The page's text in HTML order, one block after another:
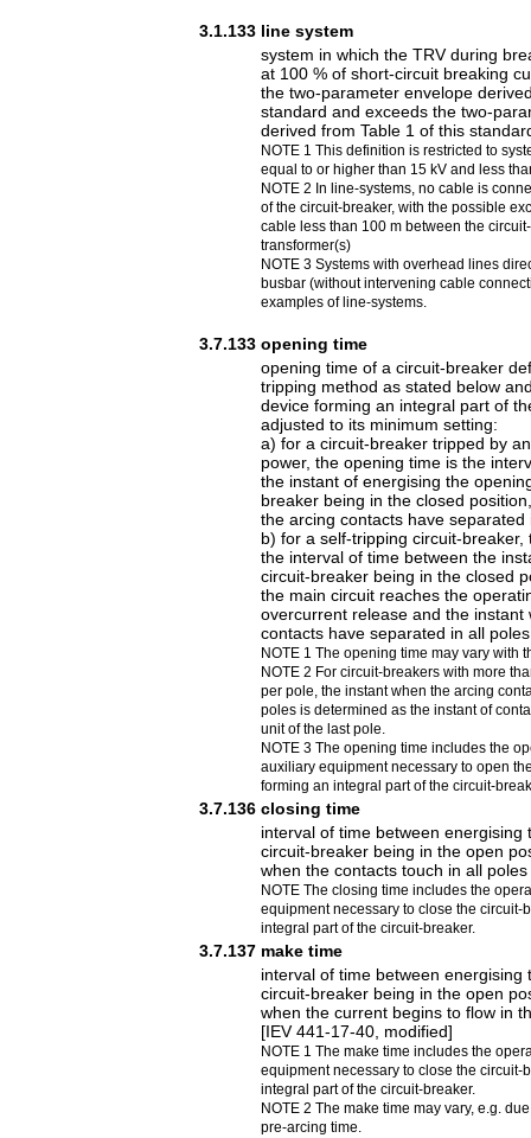
3.1.133 line system
system in which the TRV during
at 100 % of short-circuit breaking
the two-parameter envelope
standard and exceeds the two-
derived from Table 1 of this
NOTE 1 This definition is restricted to
equal to or higher than 15 kV and less
NOTE 2 In line-systems, no cable is
of the circuit-breaker, with the possible
cable less than 100 m between the
transformer(s)
NOTE 3 Systems with overhead lines
busbar (without intervening cable
examples of line-systems.
3.7.133 opening time
opening time of a circuit-breaker
tripping method as stated below
device forming an integral part of
adjusted to its minimum setting:
a) for a circuit-breaker tripped by
power, the opening time is the
the instant of energising the
breaker being in the closed
the arcing contacts have separated
b) for a self-tripping circuit-breaker,
the interval of time between the
circuit-breaker being in the closed
the main circuit reaches the
overcurrent release and the instant
contacts have separated in all
NOTE 1 The opening time may vary with
NOTE 2 For circuit-breakers with more
per pole, the instant when the arcing
poles is determined as the instant of
unit of the last pole.
NOTE 3 The opening time includes the
auxiliary equipment necessary to open
forming an integral part of the circuit-
3.7.136 closing time
interval of time between energising
circuit-breaker being in the open
when the contacts touch in all poles
NOTE The closing time includes the
equipment necessary to close the circuit-
integral part of the circuit-breaker.
3.7.137 make time
interval of time between energising
circuit-breaker being in the open
when the current begins to flow in
[IEV 441-17-40, modified]
NOTE 1 The make time includes the
equipment necessary to close the circuit-
integral part of the circuit-breaker.
NOTE 2 The make time may vary, e.g.
pre-arcing time.